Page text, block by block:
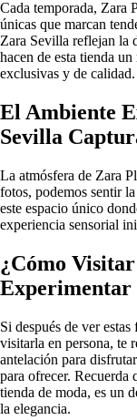
Cada temporada, Zara
únicas que marcan
Zara Sevilla reflejan la
hacen de esta tienda
exclusivas y de calidad.
El Ambiente
Sevilla
La atmósfera de Zara
fotos, podemos sentir
este espacio único
experiencia sensorial
¿Cómo
Experimentar
Si después de ver
visitarla en persona, te
antelación para
para ofrecer. Recuerda
tienda de moda, es un
la elegancia.